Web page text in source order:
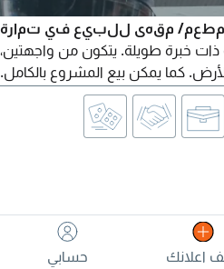
مطعم/ مقهى للبيع في تمارة، MTA3، في موقع متميز.
خبرة طويلة. يتكون من واجهتين،
كما يمكن بيع المشروع بالكامل.
التواصل مباشرة مع وكيل العقارات
اعلانك حسابي